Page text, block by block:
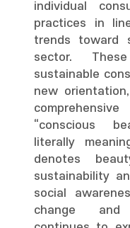
individual
practices in
trends toward
sector.
sustainable
new
“conscious
literally
denotes
sustainability
social
change and